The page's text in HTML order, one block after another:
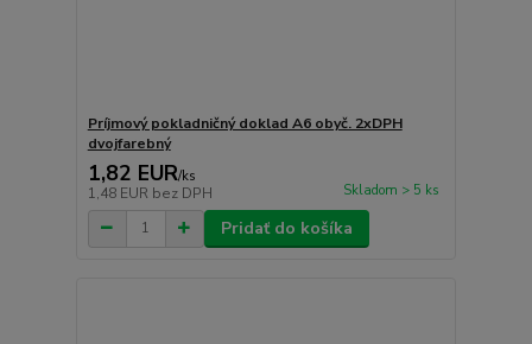
Príjmový pokladničný doklad A6 obyč. 2xDPH
dvojfarebný
1,82 EUR/ks
1,48 EUR bez DPH Skladom > 5 ks
Pridať do košíka